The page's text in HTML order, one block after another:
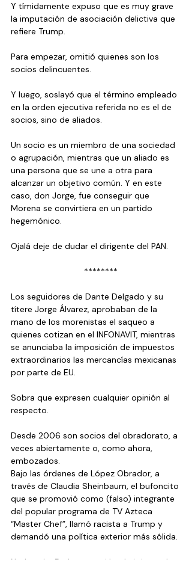
Y tímidamente expuso que es muy grave
la imputación de asociación delictiva que
refiere Trump.
Para empezar, omitió quienes son los
socios delincuentes.
Y luego, soslayó que el término empleado
en la orden ejecutiva referida no es el de
socios, sino de aliados.
Un socio es un miembro de una sociedad
o agrupación, mientras que un aliado es
una persona que se une a otra para
alcanzar un objetivo común. Y en este
caso, don Jorge, fue conseguir que
Morena se convirtiera en un partido
hegemónico.
Ojalá deje de dudar el dirigente del PAN.
********
Los seguidores de Dante Delgado y su
títere Jorge Álvarez, aprobaban de la
mano de los morenistas el saqueo a
quienes cotizan en el INFONAVIT, mientras
se anunciaba la imposición de impuestos
extraordinarios las mercancías mexicanas
por parte de EU.
Sobra que expresen cualquier opinión al
respecto.
Desde 2006 son socios del obradorato, a
veces abiertamente o, como ahora,
embozados.
Bajo las órdenes de López Obrador, a
través de Claudia Sheinbaum, el bufoncito
que se promovió como (falso) integrante
del popular programa de TV Azteca
“Master Chef”, llamó racista a Trump y
demandó una política exterior más sólida.
Nada más. De la acusación al régimen de